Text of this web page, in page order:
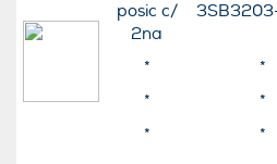
posic c/
2na
* *
*
*
*
*